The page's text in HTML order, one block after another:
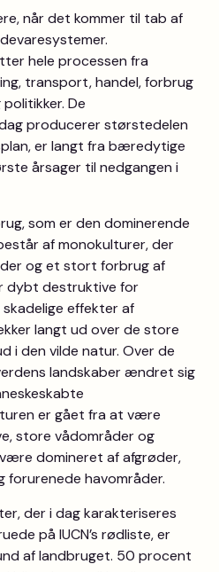
når det kommer til tab af
hele processen fra
transport, handel, forbrug
De
producerer størstedelen
er langt fra bæredytige
årsager til nedgangen i
som er den dominerende
af monokulturer, der
og et stort forbrug af
dybt destruktive for
effekter af
langt ud over de store
i den vilde natur. Over de
landskaber ændret sig
er gået fra at være
store vådområder og
domineret af afgrøder,
forurenede havområder.
der i dag karakteriseres
på IUCN’s rødliste, er
af landbruget. 50 procent